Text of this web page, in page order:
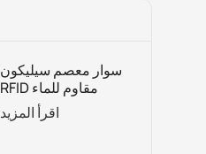
سوار معصم سيليكون
RFID مقاوم للماء
للتحكم في الوصول
وإدارة العضوية
اقرأ المزيد